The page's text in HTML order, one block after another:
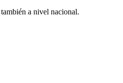
a nivel nacional.